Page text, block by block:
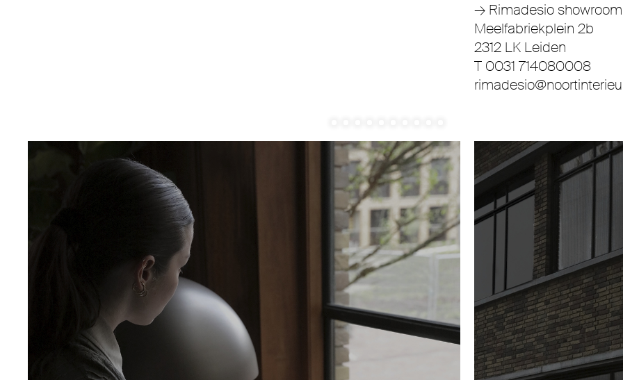
→ Rimadesio
Meelfabriekplein 2b
2312 LK Leiden
T 0031 714080008